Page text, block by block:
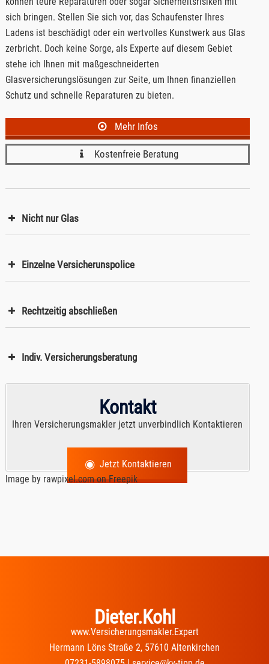
sich bringen. Stellen Sie sich vor, das Schaufenster Ihres
Ladens ist beschädigt oder ein wertvolles Kunstwerk aus Glas
zerbricht. Doch keine Sorge, als Experte auf diesem Gebiet
stehe ich Ihnen mit maßgeschneiderten
Glasversicherungslösungen zur Seite, um Ihnen finanziellen
Schutz und schnelle Reparaturen zu bieten.
Mehr Infos
Kostenfreie Beratung
Nicht nur Glas
Einzelne Versicherunspolice
Rechtzeitig abschließen
Indiv. Versicherungsberatung
Kontakt
Ihren Versicherungsmakler jetzt unverbindlich Kontaktieren
Jetzt Kontaktieren
Image by rawpixel.comon Freepik
Dieter.Kohl
www.Versicherungsmakler.Expert
Hermann Löns Straße 2, 57610 Altenkirchen